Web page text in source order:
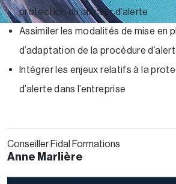
protection du lanceur d’alerte
Assimiler les modalités de mise en
d’adaptation de la procédure
Intégrer les enjeux relatifs à la
d’alerte dans l’entreprise
Conseiller Fidal Formations
Anne Marlière